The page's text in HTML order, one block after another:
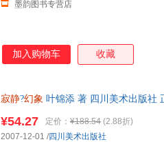
墨韵图书专营店
加入购物车 收藏
寂静?幻象 叶锦添 著 四川美术出版社
¥54.27 定价： ¥188.54 (2.88折)
2007-12-01 /四川美术出版社